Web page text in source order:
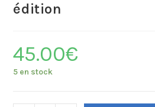
édition
45.00€
5 en stock